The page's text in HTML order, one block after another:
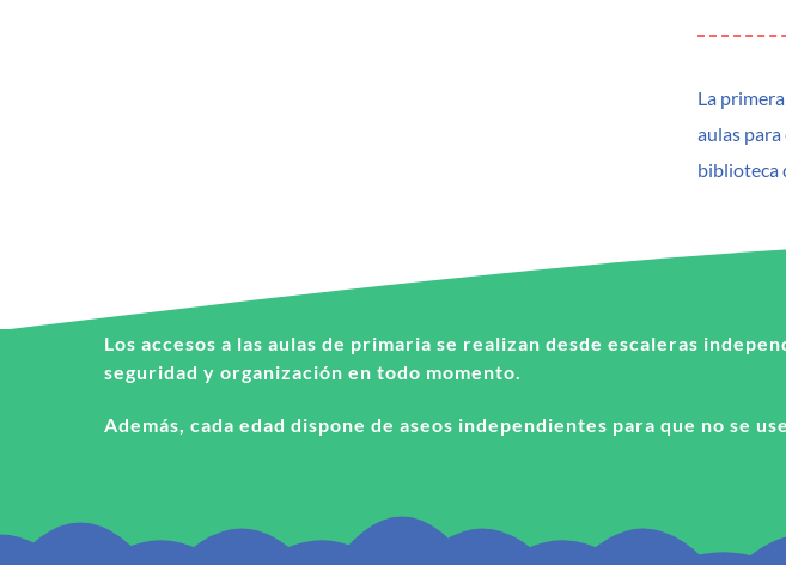
La
aulas
biblioteca
Los accesos a las aulas de primaria se realizan desde escaleras
seguridad y organización en todo momento.
Además, cada edad dispone de aseos independientes para que no se